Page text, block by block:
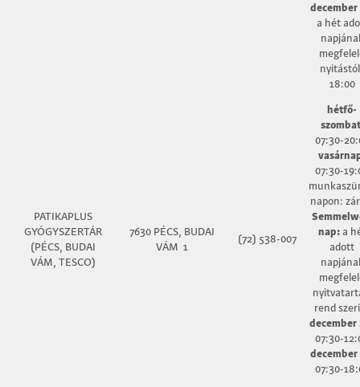
december
a hét
18:00
PATIKAPLUS
GYÓGYSZERTÁR
(PÉCS, BUDAI
VÁM, TESCO)
7630 PÉCS, BUDAI
VÁM 1
(72) 538-007
hétfő-
07:30-
07:30-
napon:
nap:a
adott
rend
december
07:30-
december
07:30-